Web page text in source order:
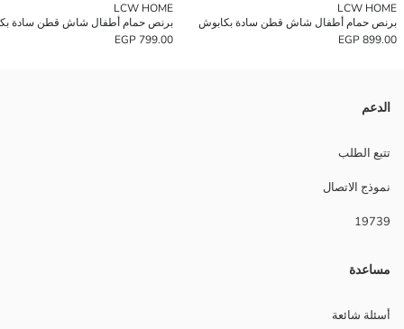
LCW HOME
برنص حمام أطفال شاش قطن سادة بكابوش
899.00 EGP
LCW HOME
برنص حمام أطفال شاش قطن سادة
799.00 EGP
الدعم
تتبع الطلب
نموذج الاتصال
19739
مساعدة
أسئلة شائعة